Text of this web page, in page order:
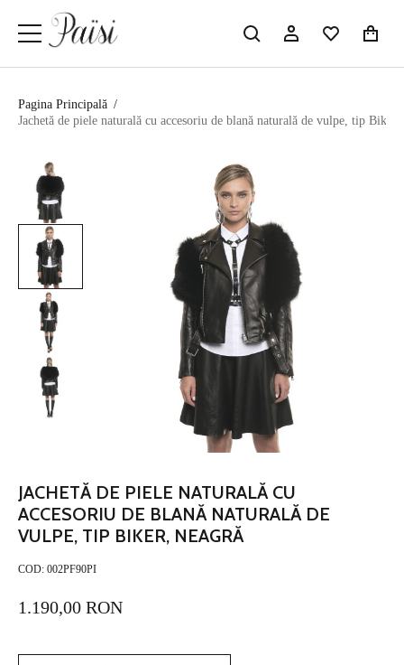
Pagina Principală /
Jachetă de piele naturală cu accesoriu de blană naturală de vulpe, tip Biker,
JACHETĂ DE PIELE NATURALĂ CU
ACCESORIU DE BLANĂ NATURALĂ DE
VULPE, TIP BIKER, NEAGRĂ
COD: 002PF90PI
1.190,00 RON